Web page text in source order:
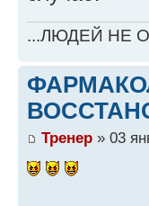
...ЛЮДЕЙ НЕ
Тренер » 03